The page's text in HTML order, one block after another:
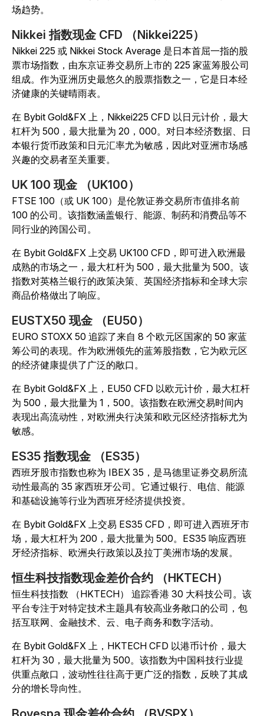
场趋势。
Nikkei 指数现金 CFD （Nikkei225）
Nikkei 225 或 Nikkei Stock Average 是日本首屈一指的股
票市场指数，由东京证券交易所上市的 225 家蓝筹股公司
组成。作为亚洲历史最悠久的股票指数之一，它是日本经
济健康的关键晴雨表。
在 Bybit Gold&FX 上，Nikkei225 CFD 以日元计价，最大
杠杆为 500，最大批量为 20，000。对日本经济数据、日
本银行货币政策和日元汇率尤为敏感，因此对亚洲市场感
兴趣的交易者至关重要。
UK 100 现金 （UK100）
FTSE 100（或 UK 100）是伦敦证券交易所市值排名前
100 的公司。该指数涵盖银行、能源、制药和消费品等不
同行业的跨国公司。
在 Bybit Gold&FX 上交易 UK100 CFD，即可进入欧洲最
成熟的市场之一，最大杠杆为 500，最大批量为 500。该
指数对英格兰银行的政策决策、英国经济指标和全球大宗
商品价格做出了响应。
EUSTX50 现金 （EU50）
EURO STOXX 50 追踪了来自 8 个欧元区国家的 50 家蓝
筹公司的表现。作为欧洲领先的蓝筹股指数，它为欧元区
的经济健康提供了广泛的敞口。
在 Bybit Gold&FX 上，EU50 CFD 以欧元计价，最大杠杆
为 500，最大批量为 1，500。该指数在欧洲交易时间内
表现出高流动性，对欧洲央行决策和欧元区经济指标尤为
敏感。
ES35 指数现金 （ES35）
西班牙股市指数也称为 IBEX 35，是马德里证券交易所流
动性最高的 35 家西班牙公司。它通过银行、电信、能源
和基础设施等行业为西班牙经济提供投资。
在 Bybit Gold&FX 上交易 ES35 CFD，即可进入西班牙市
场，最大杠杆为 200，最大批量为 500。ES35 响应西班
牙经济指标、欧洲央行政策以及拉丁美洲市场的发展。
恒生科技指数现金差价合约 （HKTECH）
恒生科技指数 （HKTECH） 追踪香港 30 大科技公司。该
平台专注于对特定技术主题具有较高业务敞口的公司，包
括互联网、金融技术、云、电子商务和数字活动。
在 Bybit Gold&FX 上，HKTECH CFD 以港币计价，最大
杠杆为 30，最大批量为 500。该指数为中国科技行业提
供重点敞口，波动性往往高于更广泛的指数，反映了其成
分的增长导向性。